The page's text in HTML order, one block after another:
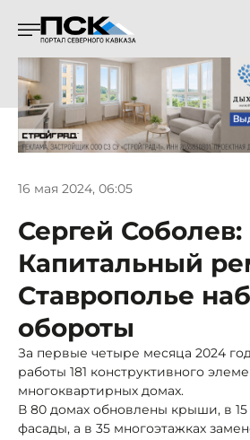
16 мая 2024, 06:05
Сергей Соболев:
Капитальный
Ставрополье
обороты
За первые четыре месяца 2024
работы 181 конструктивного
многоквартирных домах.
В 80 домах обновлены крыши, в
фасады, а в 35 многоэтажках